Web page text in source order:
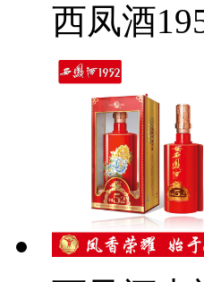
西凤酒